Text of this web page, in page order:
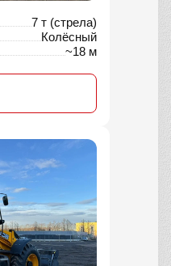
7 т (стрела)
Колёсный
~18 м